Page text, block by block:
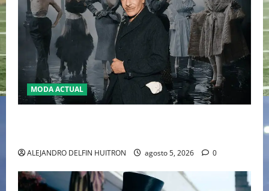
MODA ACTUAL
ALEJANDRO DELFIN HUITRON agosto 5, 2026 0